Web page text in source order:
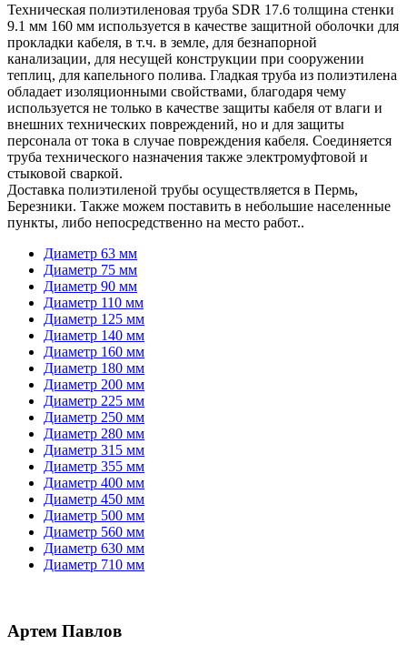
Техническая полиэтиленовая труба SDR 17.6 толщина стенки
9.1 мм 160 мм используется в качестве защитной оболочки для
прокладки кабеля, в т.ч. в земле, для безнапорной
канализации, для несущей конструкции при сооружении
теплиц, для капельного полива. Гладкая труба из полиэтилена
обладает изоляционными свойствами, благодаря чему
используется не только в качестве защиты кабеля от влаги и
внешних технических повреждений, но и для защиты
персонала от тока в случае повреждения кабеля. Соединяется
труба технического назначения также электромуфтовой и
стыковой сваркой.
Доставка полиэтиленой трубы осуществляется в Пермь,
Березники. Также можем поставить в небольшие населенные
пункты, либо непосредственно на место работ..
Диаметр 63 мм
Диаметр 75 мм
Диаметр 90 мм
Диаметр 110 мм
Диаметр 125 мм
Диаметр 140 мм
Диаметр 160 мм
Диаметр 180 мм
Диаметр 200 мм
Диаметр 225 мм
Диаметр 250 мм
Диаметр 280 мм
Диаметр 315 мм
Диаметр 355 мм
Диаметр 400 мм
Диаметр 450 мм
Диаметр 500 мм
Диаметр 560 мм
Диаметр 630 мм
Диаметр 710 мм
Артем Павлов